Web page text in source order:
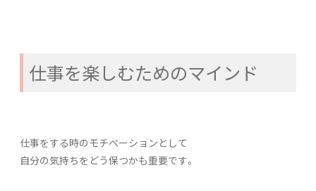
仕事を楽しむためのマインド
仕事をする時のモチベーションとして
自分の気持ちをどう保つかも重要です。